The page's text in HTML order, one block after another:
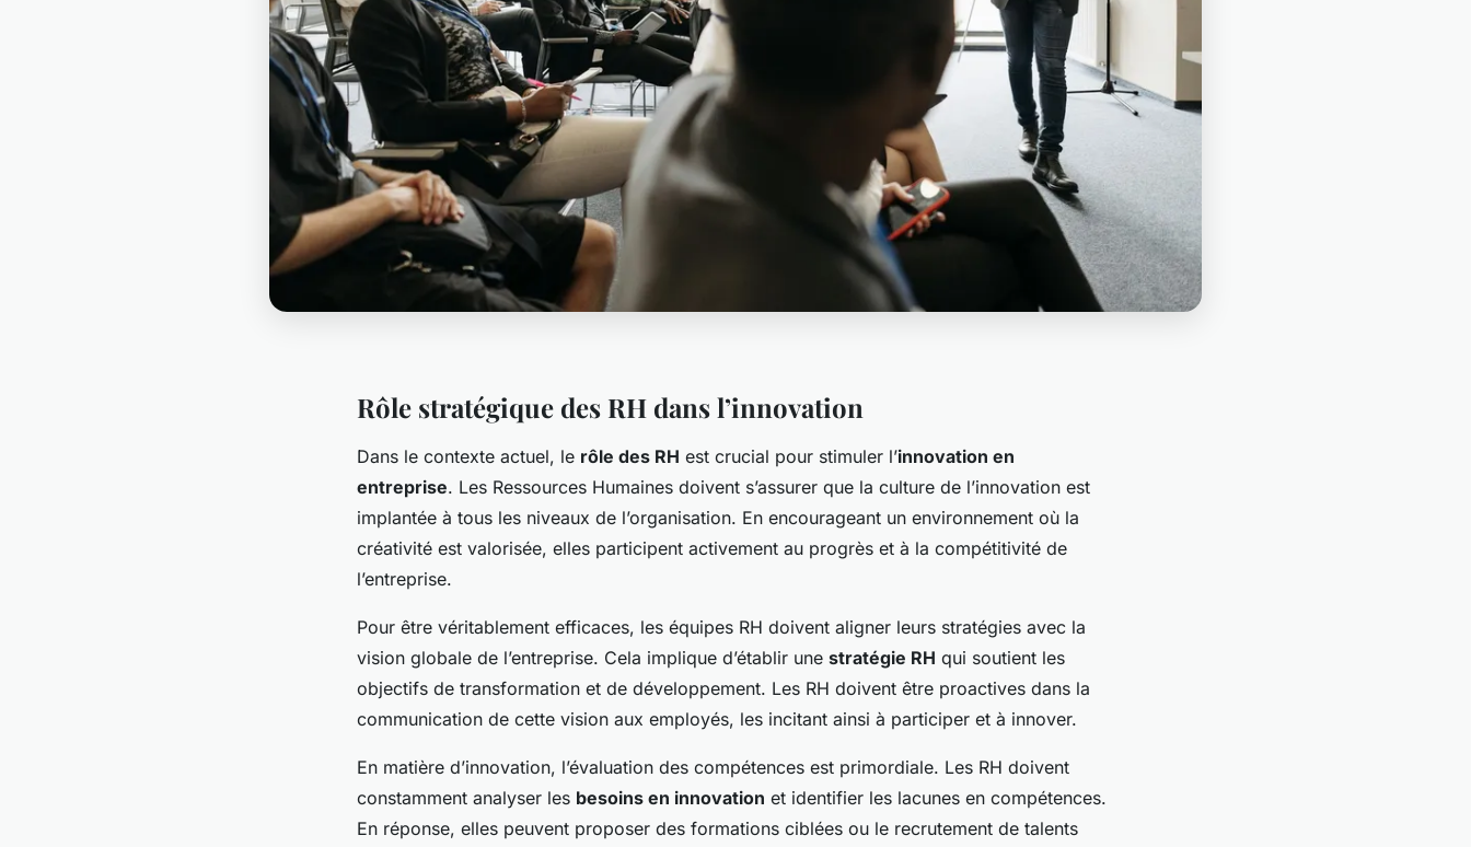
Rôle stratégique des RH dans l’innovation
Dans le contexte actuel, le rôle des RH est crucial pour stimuler l’innovation en
entreprise. Les Ressources Humaines doivent s’assurer que la culture de l’innovation est
implantée à tous les niveaux de l’organisation. En encourageant un environnement où la
créativité est valorisée, elles participent activement au progrès et à la compétitivité de
l’entreprise.
Pour être véritablement efficaces, les équipes RH doivent aligner leurs stratégies avec la
vision globale de l’entreprise. Cela implique d’établir une stratégie RH qui soutient les
objectifs de transformation et de développement. Les RH doivent être proactives dans la
communication de cette vision aux employés, les incitant ainsi à participer et à innover.
En matière d’innovation, l’évaluation des compétences est primordiale. Les RH doivent
constamment analyser les besoins en innovation et identifier les lacunes en compétences.
En réponse, elles peuvent proposer des formations ciblées ou le recrutement de talents